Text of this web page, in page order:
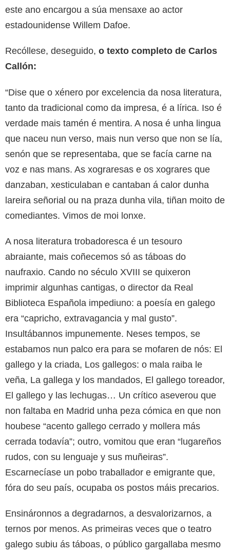
este ano encargou a súa mensaxe ao actor
estadounidense Willem Dafoe.
Recóllese, deseguido, o texto completo de Carlos
Callón:
“Dise que o xénero por excelencia da nosa literatura,
tanto da tradicional como da impresa, é a lírica. Iso é
verdade mais tamén é mentira. A nosa é unha lingua
que naceu nun verso, mais nun verso que non se lía,
senón que se representaba, que se facía carne na
voz e nas mans. As xograresas e os xograres que
danzaban, xesticulaban e cantaban á calor dunha
lareira señorial ou na praza dunha vila, tiñan moito de
comediantes. Vimos de moi lonxe.
A nosa literatura trobadoresca é un tesouro
abraiante, mais coñecemos só as táboas do
naufraxio. Cando no século XVIII se quixeron
imprimir algunhas cantigas, o director da Real
Biblioteca Española impediuno: a poesía en galego
era “capricho, extravagancia y mal gusto”.
Insultábannos impunemente. Neses tempos, se
estabamos nun palco era para se mofaren de nós: El
gallego y la criada, Los gallegos: o mala raiba le
veña, La gallega y los mandados, El gallego toreador,
El gallego y las lechugas… Un crítico aseverou que
non faltaba en Madrid unha peza cómica en que non
houbese “acento gallego cerrado y mollera más
cerrada todavía”; outro, vomitou que eran “lugareños
rudos, con su lenguaje y sus muñeiras”.
Escarnecíase un pobo traballador e emigrante que,
fóra do seu país, ocupaba os postos máis precarios.
Ensináronnos a degradarnos, a desvalorizarnos, a
ternos por menos. As primeiras veces que o teatro
galego subiu ás táboas, o público gargallaba mesmo